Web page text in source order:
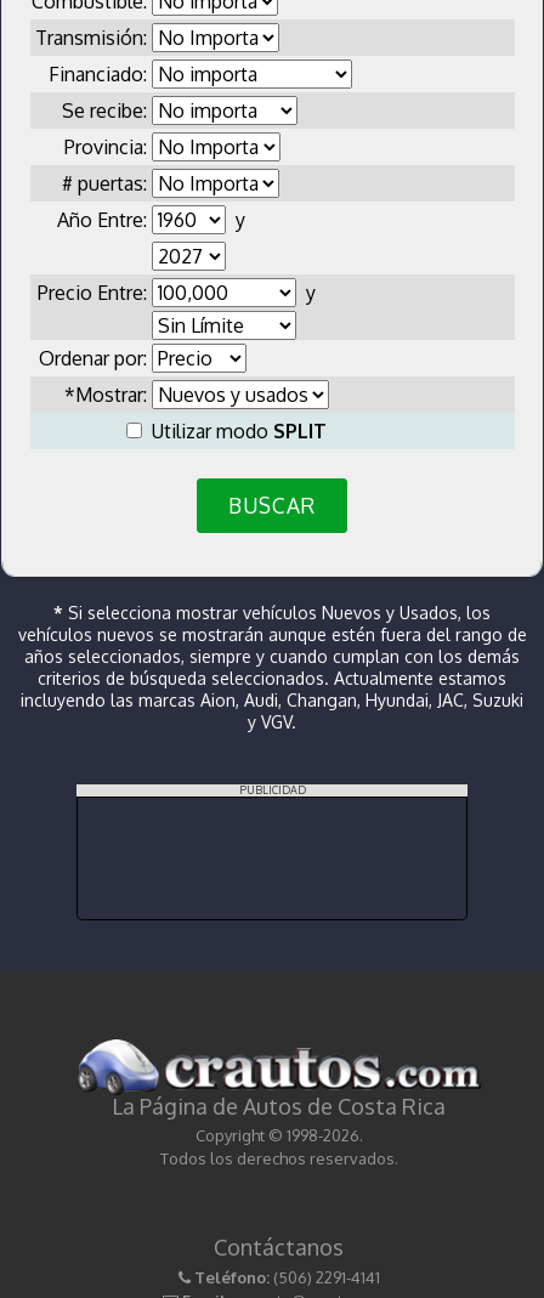
Transmisión:
Financiado:
Se recibe:
Provincia:
# puertas:
Año Entre:
y
Precio Entre: y
Ordenar por:
*Mostrar:
Utilizar modo SPLIT
BUSCAR
* Si selecciona mostrar vehículos Nuevos y Usados, los
vehículos nuevos se mostrarán aunque estén fuera del rango de
años seleccionados, siempre y cuando cumplan con los demás
criterios de búsqueda seleccionados. Actualmente estamos
incluyendo las marcas Aion, Audi, Changan, Hyundai, JAC, Suzuki
y VGV.
PUBLICIDAD
La Página de Autos de Costa Rica
Copyright © 1998-2026.
Todos los derechos reservados.
Contáctanos
Teléfono: (506) 2291-4141